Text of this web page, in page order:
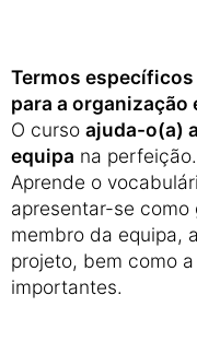
Termos
para a organização
O curso ajuda-o(a)
equipa na perfeição.
Aprende o
apresentar-se
membro da equipa,
projeto, bem como
importantes.